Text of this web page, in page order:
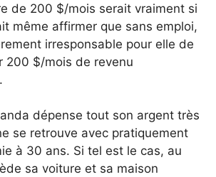
de 200 $/mois serait vraiment si
même affirmer que sans emploi,
irresponsable pour elle de
200 $/mois de revenu
dépense tout son argent très
se retrouve avec pratiquement
à 30 ans. Si tel est le cas, au
sa voiture et sa maison